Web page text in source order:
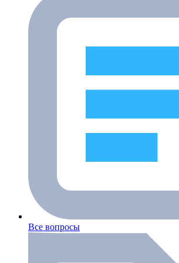
Все вопросы